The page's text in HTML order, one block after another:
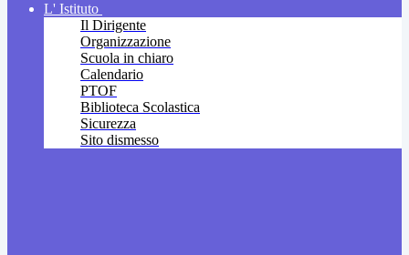
L' Istituto
Il Dirigente
Organizzazione
Scuola in chiaro
Calendario
PTOF
Biblioteca Scolastica
Sicurezza
Sito dismesso